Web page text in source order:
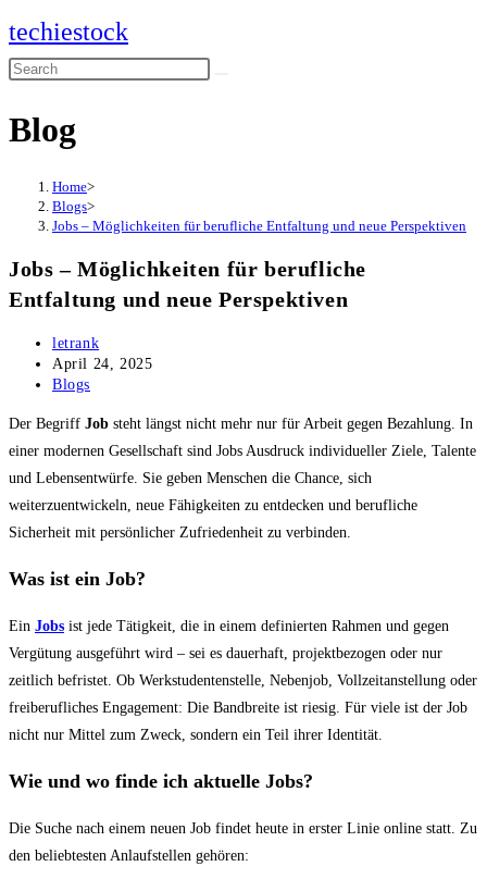
Skip
to
content
techiestock
Search
website
Blog
Home>
Blogs>
Jobs – Möglichkeiten für berufliche Entfaltung und neue Perspektiven
Jobs – Möglichkeiten für berufliche
Entfaltung und neue Perspektiven
Post
author:
letrank
Post
published:
April 24, 2025
Post
Blogs
Der Begriff Job steht längst nicht mehr nur für Arbeit gegen Bezahlung. In
einer modernen Gesellschaft sind Jobs Ausdruck individueller Ziele, Talente
und Lebensentwürfe. Sie geben Menschen die Chance, sich
weiterzuentwickeln, neue Fähigkeiten zu entdecken und berufliche
Sicherheit mit persönlicher Zufriedenheit zu verbinden.
Was ist ein Job?
Ein Jobs ist jede Tätigkeit, die in einem definierten Rahmen und gegen
Vergütung ausgeführt wird – sei es dauerhaft, projektbezogen oder nur
zeitlich befristet. Ob Werkstudentenstelle, Nebenjob, Vollzeitanstellung oder
freiberufliches Engagement: Die Bandbreite ist riesig. Für viele ist der Job
nicht nur Mittel zum Zweck, sondern ein Teil ihrer Identität.
Wie und wo finde ich aktuelle Jobs?
Die Suche nach einem neuen Job findet heute in erster Linie online statt. Zu
den beliebtesten Anlaufstellen gehören: